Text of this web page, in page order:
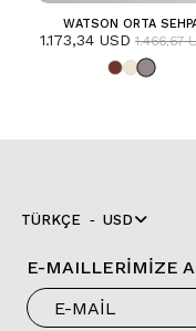
WATSON ORTA
1.173,34 USD 1.466,67
TÜRKÇE USD
E-MAILLERİMİZE